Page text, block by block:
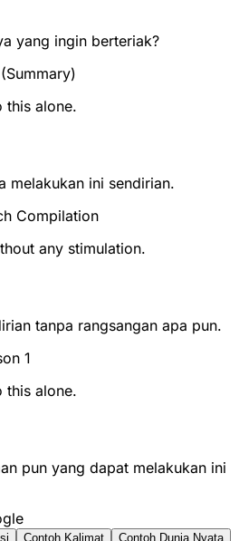
yang ingin berteriak?
this alone.
melakukan ini sendirian.
Compilation
any stimulation.
tanpa rangsangan apa pun.
1
this alone.
pun yang dapat melakukan ini
Contoh Kalimat Contoh Dunia Nyata